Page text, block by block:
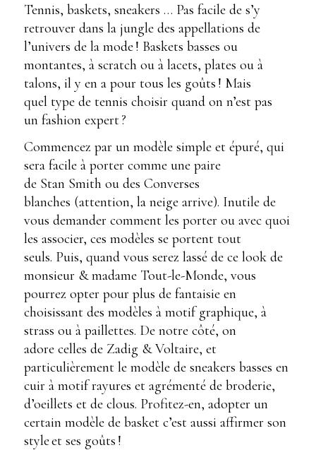
Tennis, baskets, sneakers … Pas facile de s’y
retrouver dans la jungle des appellations de
l’univers de la mode ! Baskets basses ou
montantes, à scratch ou à lacets, plates ou à
talons, il y en a pour tous les goûts ! Mais
quel type de tennis choisir quand on n’est pas
un fashion expert ?
Commencez par un modèle simple et épuré, qui
sera facile à porter comme une paire
de Stan Smith ou des Converses
blanches (attention, la neige arrive). Inutile de
vous demander comment les porter ou avec quoi
les associer, ces modèles se portent tout
seuls. Puis, quand vous serez lassé de ce look de
monsieur & madame Tout-le-Monde, vous
pourrez opter pour plus de fantaisie en
choisissant des modèles à motif graphique, à
strass ou à paillettes. De notre côté, on
adore celles de Zadig & Voltaire, et
particulièrement le modèle de sneakers basses en
cuir à motif rayures et agrémenté de broderie,
d’oeillets et de clous. Profitez-en, adopter un
certain modèle de basket c’est aussi affirmer son
style et ses goûts !